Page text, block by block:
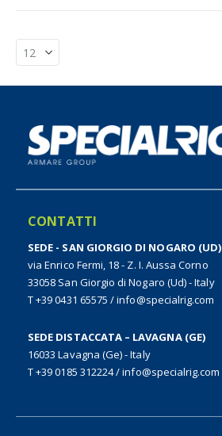
CONTATTI
SEDE - SAN GIORGIO DI NOGARO (UD)
via Enrico Fermi, 18 - Z. I. Aussa Corno
33058 San Giorgio di Nogaro (Ud) - Italy
T +39 0431 65575 /info@specialrig.com
SEDE DISTACCATA – LAVAGNA (GE)
16033 Lavagna (Ge) - Italy
T +39 0185 312224/info@specialrig.com